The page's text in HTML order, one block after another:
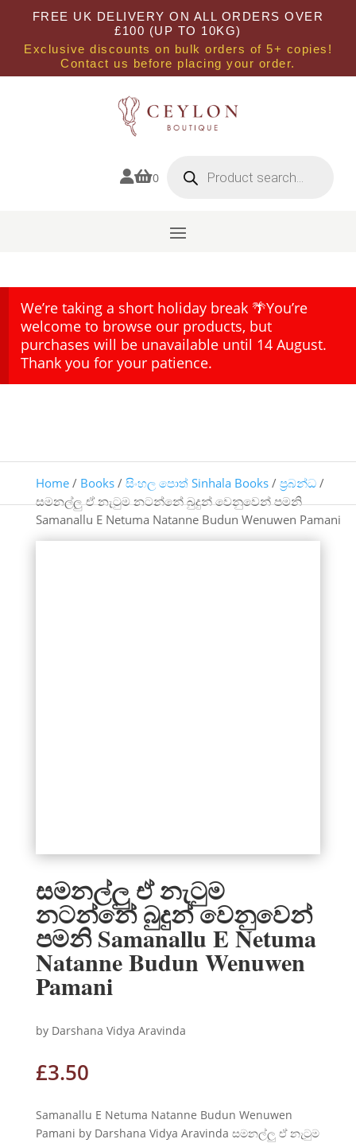
FREE UK DELIVERY ON ALL ORDERS OVER
£100 (UP TO 10KG)
Exclusive discounts on bulk orders of 5+ copies!
Contact us before placing your order.
0 search
We’re taking a short holiday break 🌴You’re
welcome to browse our products, but
purchases will be unavailable until 14 August.
Thank you for your patience.
Home/ Books/ සිංහල පොත් Sinhala Books/ ප්‍රබන්ධ/
සමනල්ලු ඒ නැටුම නටන්නේ බුදුන් වෙනුවෙන් පමනි
Samanallu E Netuma Natanne Budun Wenuwen Pamani
සමනල්ලු ඒ නැටුම
නටන්නේ බුදුන් වෙනුවෙන්
පමනි Samanallu E Netuma
Natanne Budun Wenuwen
Pamani
by Darshana Vidya Aravinda
£3.50
Samanallu E Netuma Natanne Budun Wenuwen
Pamani by Darshana Vidya Aravinda සමනල්ලු ඒ නැටුම